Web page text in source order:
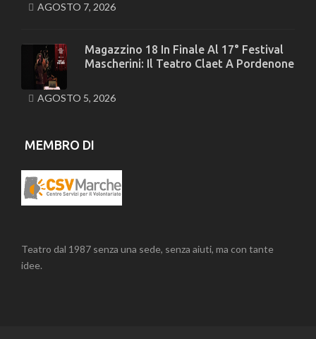
AGOSTO 7, 2026
Magazzino 18 In Finale Al 17° Festival
Mascherini: Il Teatro Claet A Pordenone
AGOSTO 5, 2026
MEMBRO DI
Teatro dal 1987 senza una sede, senza aiuti, ma con tante
idee.